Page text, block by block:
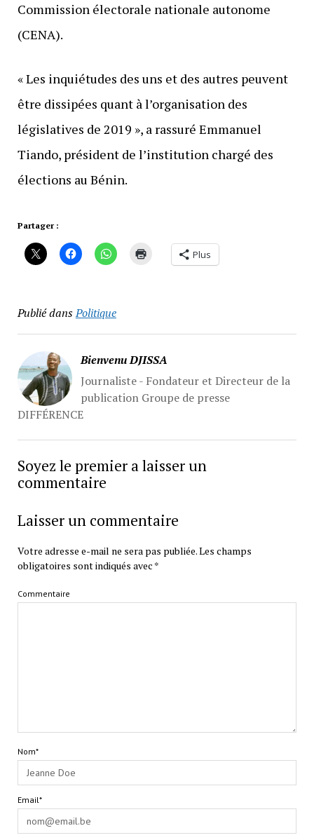
Commission électorale nationale autonome
(CENA).
« Les inquiétudes des uns et des autres peuvent
être dissipées quant à l’organisation des
législatives de 2019 », a rassuré Emmanuel
Tiando, président de l’institution chargé des
élections au Bénin.
Partager :
Plus
Publié dansPolitique
Bienvenu DJISSA
Journaliste - Fondateur et Directeur de la
publication Groupe de presse
DIFFÉRENCE
Soyez le premier a laisser un
commentaire
Laisser un commentaire
Votre adresse e-mail ne sera pas publiée.Les champs
obligatoires sont indiqués avec *
Commentaire
Nom*
Email*